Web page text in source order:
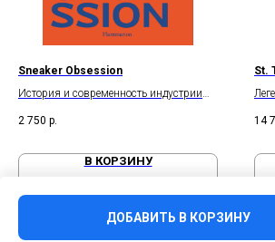
ДОБАВИТЬ В КОРЗИНУ
Sneaker Obsession
История и современность индустрии
2 750 р.
В КОРЗИНУ
St.
14